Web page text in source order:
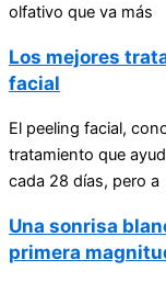
olfativo que va más
Los mejores
facial
El peeling facial,
tratamiento que
cada 28 días, pero a
Una sonrisa
primera